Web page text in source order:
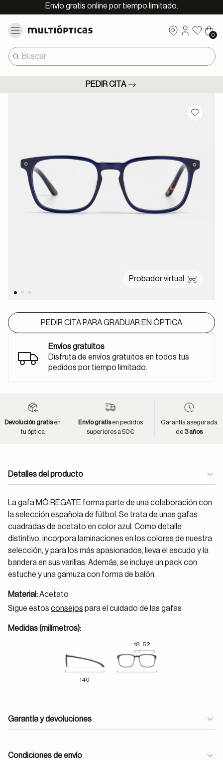
Envío gratis online por tiempo limitado.
0
PEDIR CITA
Probador virtual
PEDIR CITA PARA GRADUAR EN ÓPTICA
Envíos gratuitos
Disfruta de envíos gratuitos en todos tus
pedidos por tiempo limitado.
Devolución gratisen
tu óptica
Envío gratisen pedidos
superiores a 50€
Garantía asegurada
de 3 años
Detalles del producto
La gafa MÓ REGATE forma parte de una colaboración con
la selección española de fútbol. Se trata de unas gafas
cuadradas de acetato en color azul. Como detalle
distintivo, incorpora laminaciones en los colores de nuestra
selección, y para los más apasionados, lleva el escudo y la
bandera en sus varillas. Además, se incluye un pack con
estuche y una gamuza con forma de balón.
Material:Acetato
Sigue estos consejos para el cuidado de las gafas
Medidas (milímetros):
18 52
140
Garantía y devoluciones
Condiciones de envío